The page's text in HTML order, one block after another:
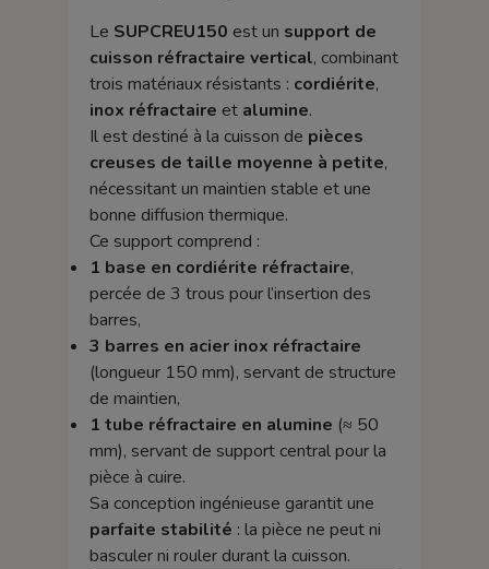
Le SUPCREU150 est un support de
cuisson réfractaire vertical, combinant
trois matériaux résistants : cordiérite,
inox réfractaire et alumine.
Il est destiné à la cuisson de pièces
creuses de taille moyenne à petite,
nécessitant un maintien stable et une
bonne diffusion thermique.
Ce support comprend :
1 base en cordiérite réfractaire,
percée de 3 trous pour l’insertion des
barres,
3 barres en acier inox réfractaire
(longueur 150 mm), servant de structure
de maintien,
1 tube réfractaire en alumine (≈ 50
mm), servant de support central pour la
pièce à cuire.
Sa conception ingénieuse garantit une
parfaite stabilité : la pièce ne peut ni
basculer ni rouler durant la cuisson.